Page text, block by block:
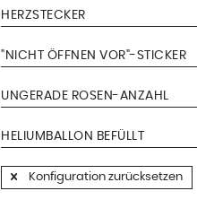
HERZSTECKER
"NICHT ÖFFNEN VOR"-STICKER
UNGERADE ROSEN-ANZAHL
HELIUMBALLON BEFÜLLT
Konfiguration zurücksetzen